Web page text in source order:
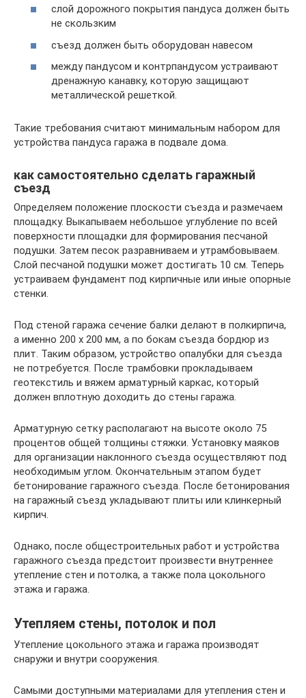
слой дорожного покрытия пандуса должен быть
не скользким
съезд должен быть оборудован навесом
между пандусом и контрпандусом устраивают
дренажную канавку, которую защищают
металлической решеткой.
Такие требования считают минимальным набором для
устройства пандуса гаража в подвале дома.
как самостоятельно сделать гаражный
съезд
Определяем положение плоскости съезда и размечаем
площадку. Выкапываем небольшое углубление по всей
поверхности площадки для формирования песчаной
подушки. Затем песок разравниваем и утрамбовываем.
Слой песчаной подушки может достигать 10 см. Теперь
устраиваем фундамент под кирпичные или иные опорные
стенки.
Под стеной гаража сечение балки делают в полкирпича,
а именно 200 х 200 мм, а по бокам съезда бордюр из
плит. Таким образом, устройство опалубки для съезда
не потребуется. После трамбовки прокладываем
геотекстиль и вяжем арматурный каркас, который
должен вплотную доходить до стены гаража.
Арматурную сетку располагают на высоте около 75
процентов общей толщины стяжки. Установку маяков
для организации наклонного съезда осуществляют под
необходимым углом. Окончательным этапом будет
бетонирование гаражного съезда. После бетонирования
на гаражный съезд укладывают плиты или клинкерный
кирпич.
Однако, после общестроительных работ и устройства
гаражного съезда предстоит произвести внутреннее
утепление стен и потолка, а также пола цокольного
этажа и гаража.
Утепляем стены, потолок и пол
Утепление цокольного этажа и гаража производят
снаружи и внутри сооружения.
Самыми доступными материалами для утепления стен и